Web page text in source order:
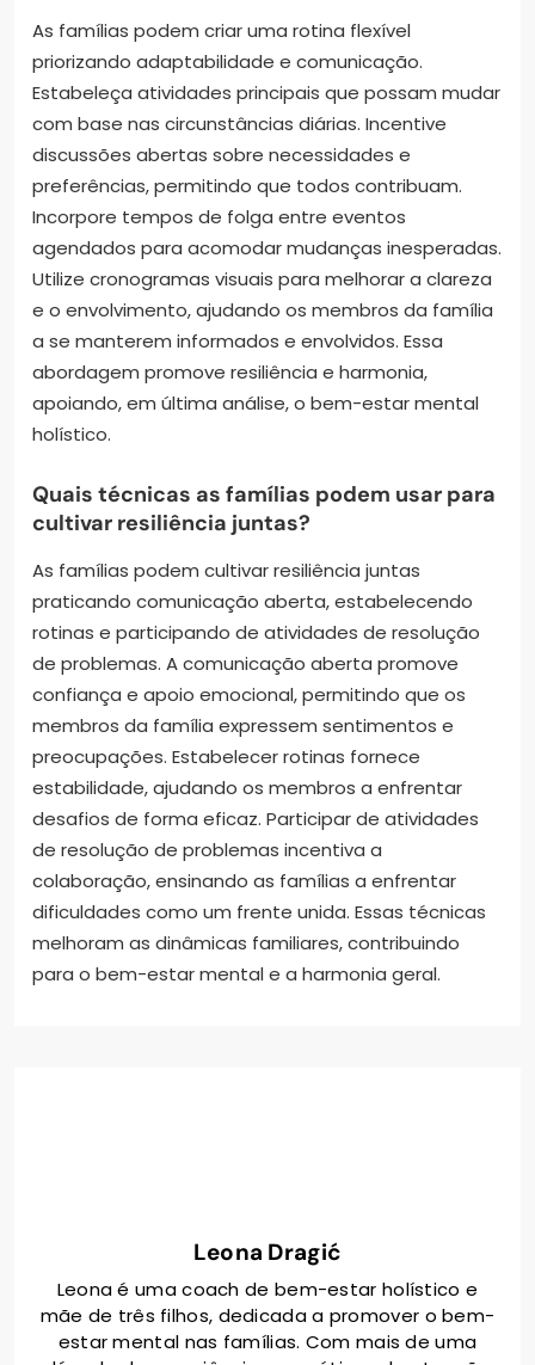
As famílias podem criar uma rotina flexível
priorizando adaptabilidade e comunicação.
Estabeleça atividades principais que possam mudar
com base nas circunstâncias diárias. Incentive
discussões abertas sobre necessidades e
preferências, permitindo que todos contribuam.
Incorpore tempos de folga entre eventos
agendados para acomodar mudanças inesperadas.
Utilize cronogramas visuais para melhorar a clareza
e o envolvimento, ajudando os membros da família
a se manterem informados e envolvidos. Essa
abordagem promove resiliência e harmonia,
apoiando, em última análise, o bem-estar mental
holístico.
Quais técnicas as famílias podem usar para
cultivar resiliência juntas?
As famílias podem cultivar resiliência juntas
praticando comunicação aberta, estabelecendo
rotinas e participando de atividades de resolução
de problemas. A comunicação aberta promove
confiança e apoio emocional, permitindo que os
membros da família expressem sentimentos e
preocupações. Estabelecer rotinas fornece
estabilidade, ajudando os membros a enfrentar
desafios de forma eficaz. Participar de atividades
de resolução de problemas incentiva a
colaboração, ensinando as famílias a enfrentar
dificuldades como um frente unida. Essas técnicas
melhoram as dinâmicas familiares, contribuindo
para o bem-estar mental e a harmonia geral.
Leona Dragić
Leona é uma coach de bem-estar holístico e
mãe de três filhos, dedicada a promover o bem-
estar mental nas famílias. Com mais de uma